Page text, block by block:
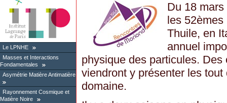
Le LPNHE
Masses et Interactions
Fondamentales
Asymétrie Matière Antimatière
Rayonnement Cosmique et
Matière Noire
Du 18
les
Thuile, en
annuel
physique des particules.
viendront y présenter les
domaine.